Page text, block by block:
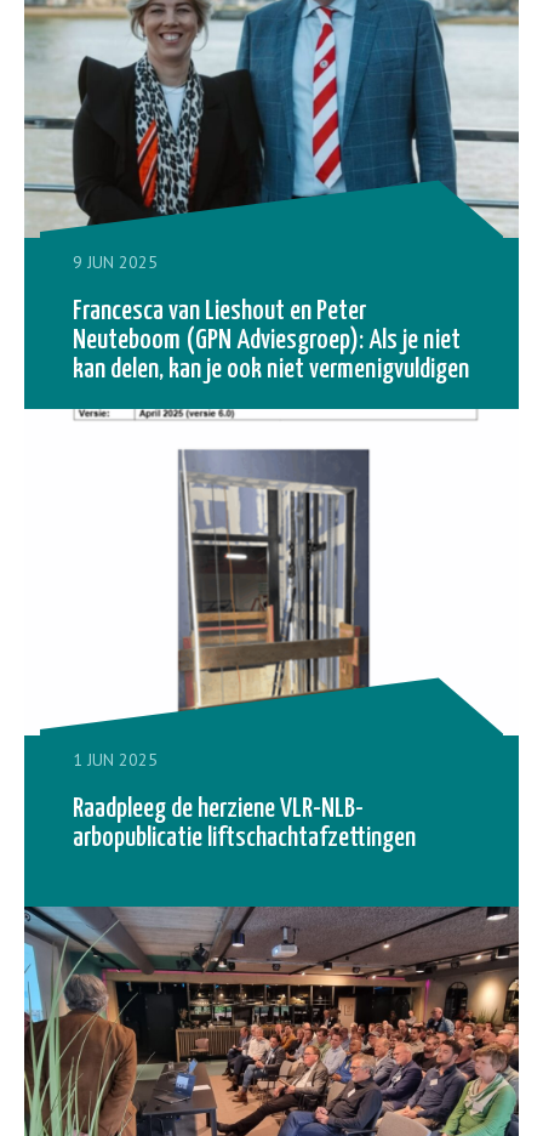
9 JUN 2025
Francesca van Lieshout en Peter
Neuteboom (GPN Adviesgroep): Als je niet
kan delen, kan je ook niet vermenigvuldigen
1 JUN 2025
Raadpleeg de herziene VLR-NLB-
arbopublicatie liftschachtafzettingen